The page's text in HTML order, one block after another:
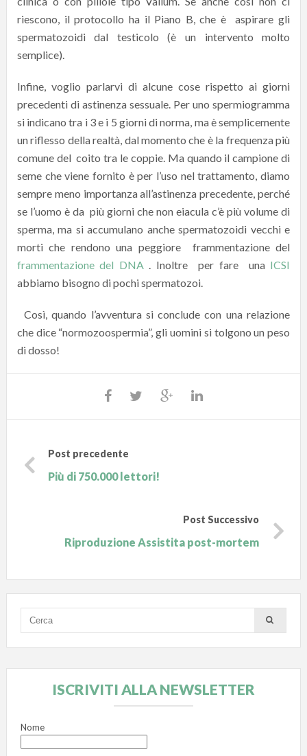
riescono, il protocollo ha il Piano B, che è aspirare gli
spermatozoidi dal testicolo (è un intervento molto
semplice).
Infine, voglio parlarvi di alcune cose rispetto ai giorni
precedenti di astinenza sessuale. Per uno spermiogramma
si indicano tra i 3 e i 5 giorni di norma, ma è semplicemente
un riflesso della realtà, dal momento che è la frequenza più
comune del coito tra le coppie. Ma quando il campione di
seme che viene fornito è per l’uso nel trattamento, diamo
sempre meno importanza all’astinenza precedente, perché
se l’uomo è da più giorni che non eiacula c’è più volume di
sperma, ma si accumulano anche spermatozoidi vecchi e
morti che rendono una peggiore frammentazione del
frammentazione del DNA . Inoltre per fare una ICSI
abbiamo bisogno di pochi spermatozoi.
Così, quando l’avventura si conclude con una relazione
che dice “normozoospermia”, gli uomini si tolgono un peso
di dosso!
Post precedente
Più di 750.000 lettori!
Post Successivo
Riproduzione Assistita post-mortem
ISCRIVITI ALLA NEWSLETTER
Nome